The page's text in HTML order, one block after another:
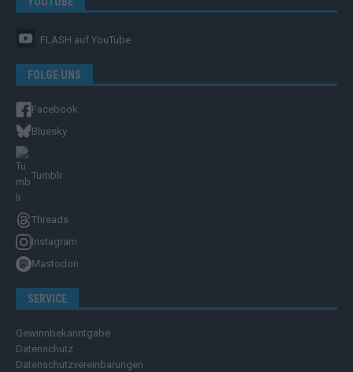
FLASH auf YouTube
FOLGE UNS
Facebook
Bluesky
Tumblr
Threads
Instagram
Mastodon
SERVICE
Gewinnbekanntgabe
Datenschutz
Datenschutzvereinbarungen